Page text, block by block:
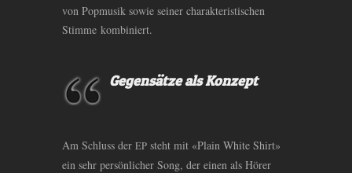
von Popmusik sowie seiner charakteristischen
Stimme kombiniert.
Gegensätze als Konzept
Am Schluss der EP steht mit «Plain White Shirt»
ein sehr persönlicher Song, der einen als Hörer